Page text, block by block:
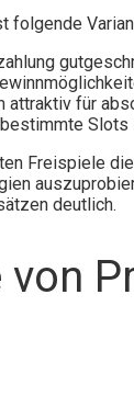
folgende
attraktiv für
Slots
Freispiele
deutlich.